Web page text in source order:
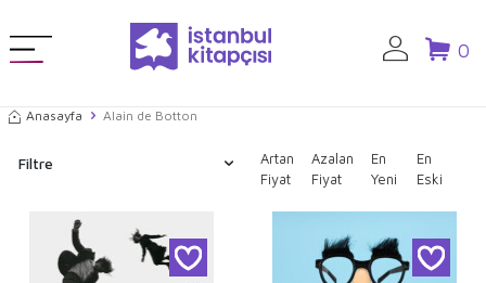
0
Anasayfa Alain de Botton
Filtre
Artan
Fiyat
Azalan
Fiyat
En
Yeni
En
Eski